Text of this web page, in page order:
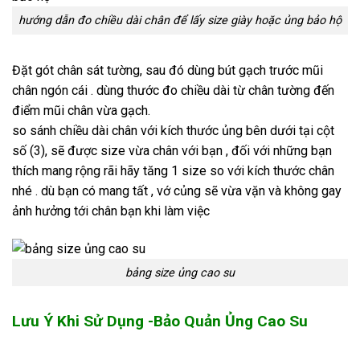
hướng dẫn đo chiều dài chân để lấy size giày hoặc ủng bảo hộ
Đặt gót chân sát tường, sau đó dùng bút gạch trước mũi
chân ngón cái . dùng thước đo chiều dài từ chân tường đến
điểm mũi chân vừa gạch.
so sánh chiều dài chân với kích thước ủng bên dưới tại cột
số (3), sẽ được size vừa chân với bạn , đối với những bạn
thích mang rộng rãi hãy tăng 1 size so với kích thước chân
nhé . dù bạn có mang tất , vớ củng sẽ vừa vặn và không gay
ảnh hưởng tới chân bạn khi làm việc
bảng size ủng cao su
Lưu Ý Khi Sử Dụng -Bảo Quản Ủng Cao Su